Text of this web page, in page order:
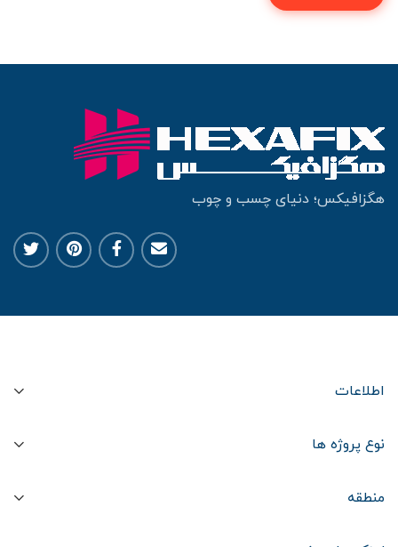
هگزافیکس؛ دنیای چسب و چوب
اطلاعات
نوع پروژه ها
منطقه